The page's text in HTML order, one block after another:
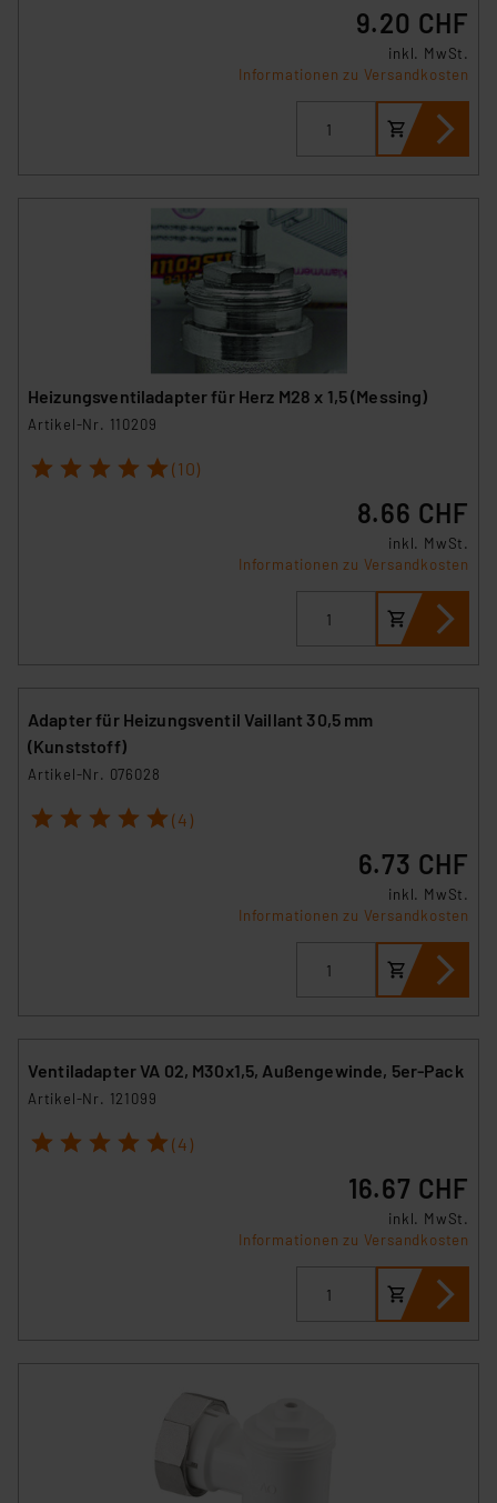
gespeichert werden und dieses Banner erneut
Daten in den USA. Ihre Einwilligung zur Einbindung von
Cookies dieser Drittanbieter umfasst daher ggf. auch
und zu der jeweiligen Datenübermittlung erhalten Sie in
der Datenschutzerklärung. Für die USA besteht kein
Angemessenheitsbeschluss der EU. Dies bedeutet,
dass die USA als Land mit unzureichendem
Datenschutz nach EU-Standards eingestuft wird. So
besteht etwa das Risiko, dass US-Behörden
Überwachungsprogrammen verarbeiten, ohne dass
Unsere Kooperation mit diesen Dienstleistern stützt
Europäischen Kommission sowie einer eigenen
insbesondere der Art der übermittelten Daten,
9.20 CHF
inkl. MwSt.
Informationen zu Versandkosten
Heizungsventiladapter für Herz M28 x 1,5 (Messing)
Artikel-Nr. 110209
1 2 3 4 5 (10)
8.66 CHF
inkl. MwSt.
Informationen zu Versandkosten
Adapter für Heizungsventil Vaillant 30,5 mm
(Kunststoff)
Artikel-Nr. 076028
1 2 3 4 5 (4)
6.73 CHF
inkl. MwSt.
Informationen zu Versandkosten
Ventiladapter VA 02, M30x1,5, Außengewinde, 5er-Pack
Artikel-Nr. 121099
1 2 3 4 5 (4)
16.67 CHF
inkl. MwSt.
Informationen zu Versandkosten